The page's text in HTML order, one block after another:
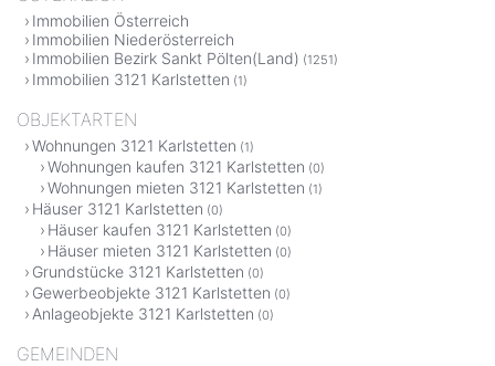
Immobilien Österreich
Immobilien Niederösterreich
Immobilien Bezirk Sankt Pölten(Land) (1251)
Immobilien 3121 Karlstetten (1)
OBJEKTARTEN
Wohnungen 3121 Karlstetten (1)
Wohnungen kaufen 3121 Karlstetten (0)
Wohnungen mieten 3121 Karlstetten (1)
Häuser 3121 Karlstetten (0)
Häuser kaufen 3121 Karlstetten (0)
Häuser mieten 3121 Karlstetten (0)
Grundstücke 3121 Karlstetten (0)
Gewerbeobjekte 3121 Karlstetten (0)
Anlageobjekte 3121 Karlstetten (0)
GEMEINDEN